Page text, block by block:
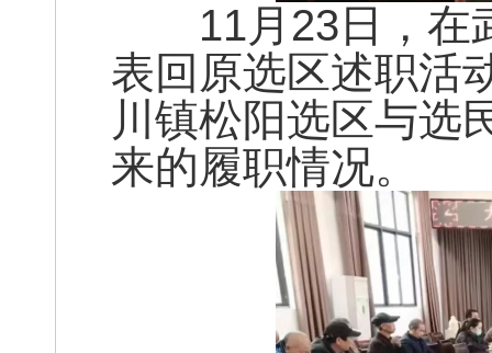
11月23日，在武
表回原选区述职活
川镇松阳选区与选
来的履职情况。